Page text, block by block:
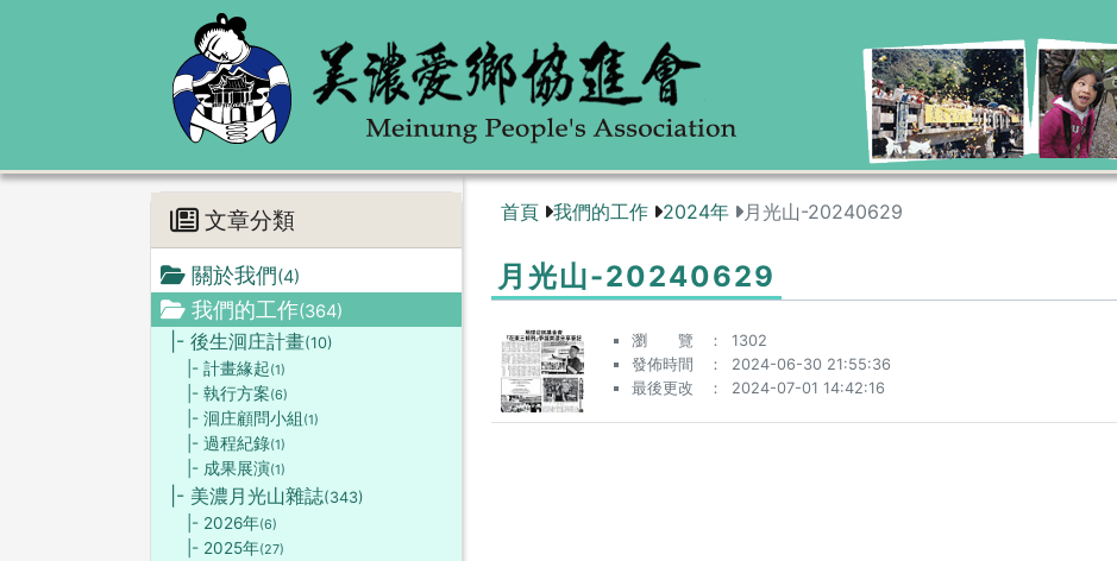
文章分類
關於我們(4)
我們的工作(364)
|- 後生洄庄計畫(10)
|- 計畫緣起(1)
|- 執行方案(6)
|- 洄庄顧問小組 (1)
|- 過程紀錄(1)
|- 成果展演(1)
|- 美濃月光山雜誌(343)
|- 2026年(6)
|- 2025年(27)
首頁 我們的工作 2024年 月光山-20240629
月光山-20240629
瀏 覽
1302
發佈時間
2024-06-30 21:55:36
最後更改
2024-07-01 14:42:16